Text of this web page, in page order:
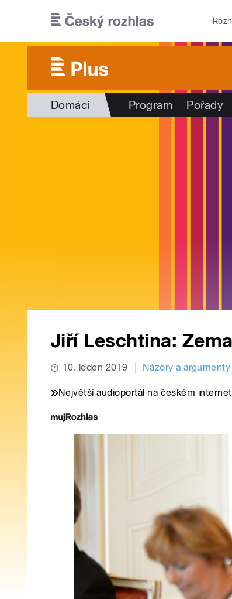
Domácí Program Pořady
Jiří Leschtina:
10. leden 2019 Názory a argumenty
Největší audioportál na českém